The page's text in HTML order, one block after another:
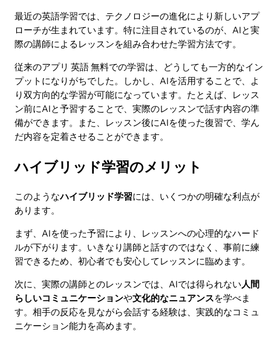
最近の英語学習では、テクノロジーの進化により新しいアプ
ローチが生まれています。特に注目されているのが、AIと実
際の講師によるレッスンを組み合わせた学習方法です。
従来のアプリ 英語 無料での学習は、どうしても一方的なイン
プットになりがちでした。しかし、AIを活用することで、よ
り双方向的な学習が可能になっています。たとえば、レッス
ン前にAIと予習することで、実際のレッスンで話す内容の準
備ができます。また、レッスン後にAIを使った復習で、学ん
だ内容を定着させることができます。
ハイブリッド学習のメリット
このようなハイブリッド学習には、いくつかの明確な利点が
あります。
まず、AIを使った予習により、レッスンへの心理的なハード
ルが下がります。いきなり講師と話すのではなく、事前に練
習できるため、初心者でも安心してレッスンに臨めます。
次に、実際の講師とのレッスンでは、AIでは得られない人間
らしいコミュニケーションや文化的なニュアンスを学べま
す。相手の反応を見ながら会話する経験は、実践的なコミュ
ニケーション能力を高めます。